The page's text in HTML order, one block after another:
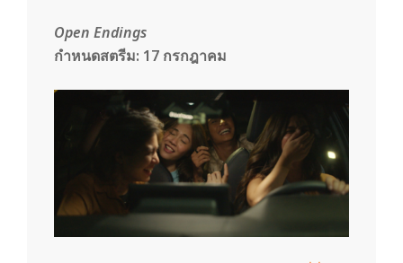
Open Endings
กำหนดสตรีม: 17 กรกฎาคม